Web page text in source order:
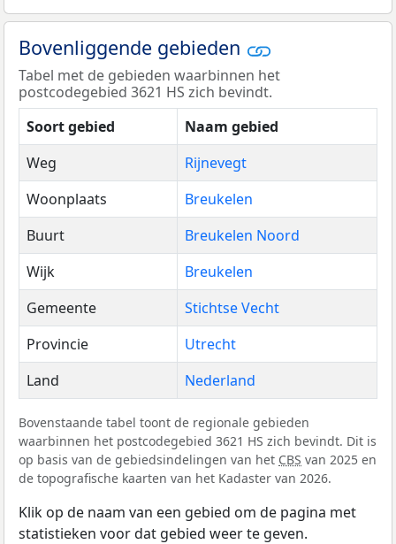
Bovenliggende gebieden
Tabel met de gebieden waarbinnen het
postcodegebied 3621 HS zich bevindt.
Soort gebied
Naam gebied
Weg
Rijnevegt
Woonplaats
Breukelen
Buurt
Breukelen Noord
Wijk
Breukelen
Gemeente
Stichtse Vecht
Provincie
Utrecht
Land
Nederland
Bovenstaande tabel toont de regionale gebieden
waarbinnen het postcodegebied 3621 HS zich bevindt. Dit is
op basis van de gebiedsindelingen van het CBS van 2025 en
de topografische kaarten van het Kadaster van 2026.
Klik op de naam van een gebied om de pagina met
statistieken voor dat gebied weer te geven.